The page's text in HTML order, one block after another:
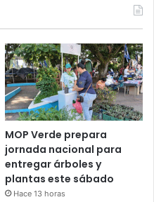
MOP Verde prepara
jornada nacional para
entregar árboles y
plantas este sábado
Hace 13 horas